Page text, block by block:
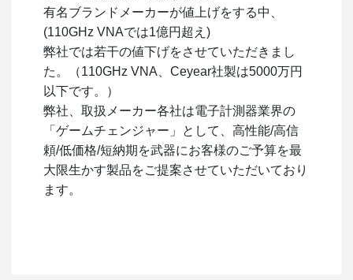
有名ブランドメーカーが値上げをする中、
(110GHz VNAでは1億円超え)
弊社では若干の値下げをさせていただきまし
た。（110GHz VNA、Ceyear社製は5000万円
以下です。）
弊社、取扱メーカー各社は電子計測器業界の
「ゲームチェンジャー」として、高性能/高信
頼/低価格/短納期を武器にお客様のご予算を最
大限生かす製品をご提案させていただいており
ます。